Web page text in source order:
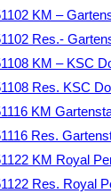
KM –
Res.-
KM – KSC
Res. KSC
KM
Res.
KM Royal
Res. Royal